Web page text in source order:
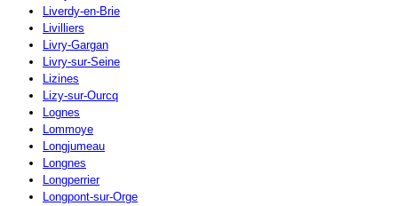
Liverdy-en-Brie
Livilliers
Livry-Gargan
Livry-sur-Seine
Lizines
Lizy-sur-Ourcq
Lognes
Lommoye
Longjumeau
Longnes
Longperrier
Longpont-sur-Orge